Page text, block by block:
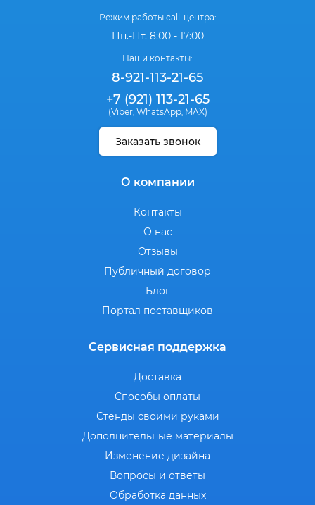
Режим работы call-центра:
Пн.-Пт. 8:00 - 17:00
Наши контакты:
8-921-113-21-65
+7 (921) 113-21-65
(Viber, WhatsApp, MAX)
Заказать звонок
О компании
Контакты
О нас
Отзывы
Публичный договор
Блог
Портал поставщиков
Сервисная поддержка
Доставка
Способы оплаты
Стенды своими руками
Дополнительные материалы
Изменение дизайна
Вопросы и ответы
Обработка данных